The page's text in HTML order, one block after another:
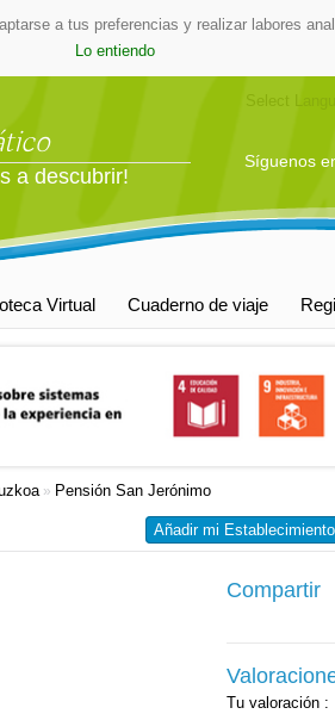
a tus preferencias y realizar labores
Lo entiendo
a descubrir!
Select
Síguenos
Virtual Cuaderno de viaje
» Pensión San Jerónimo
Añadir mi
Compartir
Tu valoración :